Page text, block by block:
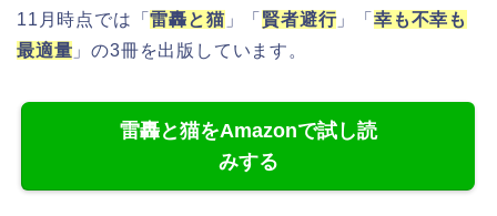
11月時点では「雷轟と猫」「 賢者避行」「幸も不幸も
最適量 」の3冊を出版しています。
雷轟と猫をAmazonで試し読
みする